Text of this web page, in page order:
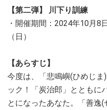
【第二弾】 川下り訓練
・開催期間：2024年10月8
（日）
【あらすじ】
今度は、「悲鳴嶼(ひめじ
ック！「炭治郎」とともに
とになったあなた。「善逸